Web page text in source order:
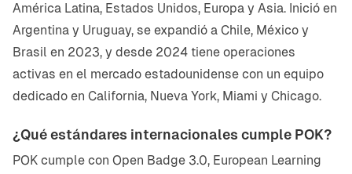
América Latina, Estados Unidos, Europa y Asia. Inició en
Argentina y Uruguay, se expandió a Chile, México y
Brasil en 2023, y desde 2024 tiene operaciones
activas en el mercado estadounidense con un equipo
dedicado en California, Nueva York, Miami y Chicago.
¿Qué estándares internacionales cumple POK?
POK cumple con Open Badge 3.0, European Learning